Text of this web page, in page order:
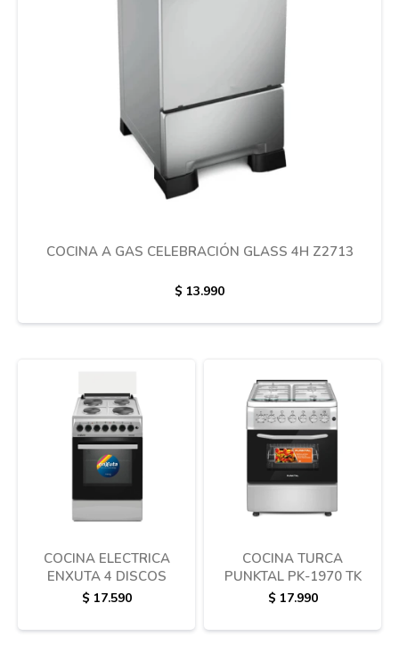
COCINA A GAS CELEBRACIÓN GLASS 4H Z2713
$ 13.990
COCINA ELECTRICA
ENXUTA 4 DISCOS
$ 17.590
COCINA TURCA
PUNKTAL PK-1970 TK
$ 17.990
Cuidado personal
Muebles de exterior
Termotanques